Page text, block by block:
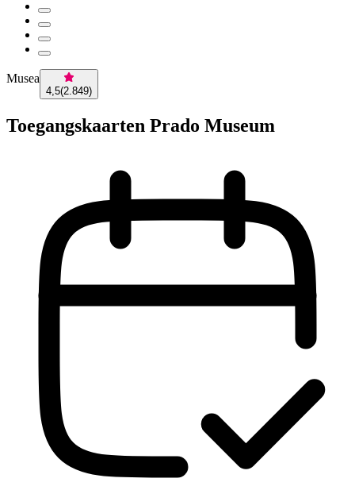
Musea
4,5(2.849)
Toegangskaarten Prado Museum